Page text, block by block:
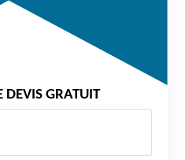
DEVIS GRATUIT